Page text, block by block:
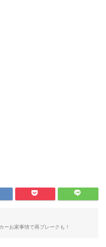
ーお家事情で再ブレークも！